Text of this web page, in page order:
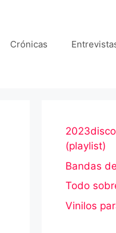
Crónicas
(playlist)
Bandas
Todo
Vinilos